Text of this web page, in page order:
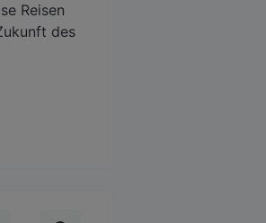
Reisen
des